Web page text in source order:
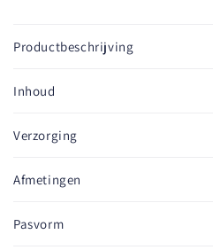
k
l
p
a
e
Productbeschrijving
Inhoud
Verzorging
Afmetingen
Pasvorm